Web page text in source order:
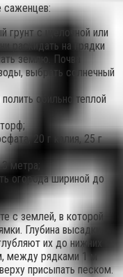
саженцев:
грунт с щелочной или
раскидать на грядки
землю. Почва
выбрать солнечный
обильно теплой
20 г калия, 25 г
метра;
огорода шириной до
с землей, в которой
Глубина высадки
их до нижних
между рядками 1 м
присыпать песком.